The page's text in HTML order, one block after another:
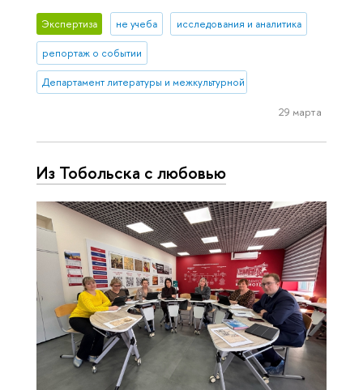
Экспертиза не учеба исследования и аналитика
репортаж о событии
Департамент литературы и межкультурной коммуникации
29 марта
Из Тобольска с любовью